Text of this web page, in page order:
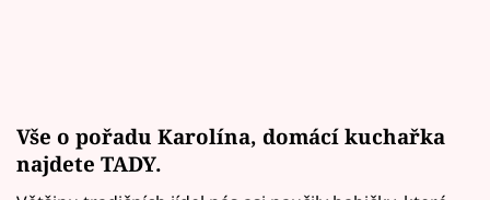
Vše o pořadu Karolína, domácí kuchařka
najdete TADY.